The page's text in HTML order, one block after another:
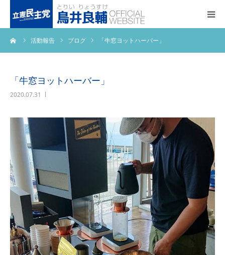
活動報告 ブログ 「牛窓ヨットハーバー」
「牛窓ヨットハーバー」
2020.07.31
トップページ
プロフィール
事務所アクセス
活動報告